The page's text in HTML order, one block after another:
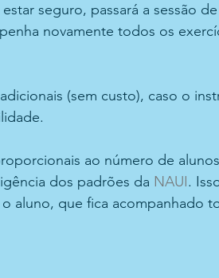
seguro, passará a sessão
novamente todos os
ao número de
dos padrões da NAUI.
aluno, que fica acompanhado